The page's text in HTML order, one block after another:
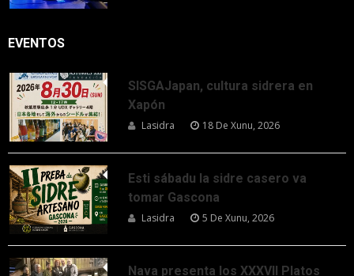
EVENTOS
SISGAJapan, cultura sidrera en
Xapón
Lasidra 18 De Xunu, 2026
Esti sábadu la sidre casero va
tomar Gascona
Lasidra 5 De Xunu, 2026
Nava presenta los XXXVII Platos